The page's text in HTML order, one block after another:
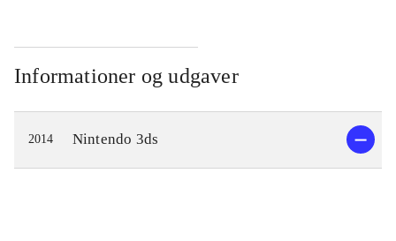
Informationer og udgaver
2014 Nintendo 3ds